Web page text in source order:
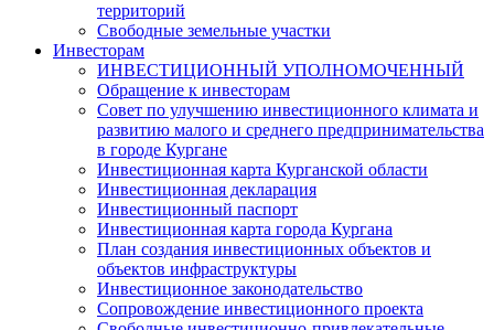
территорий
Свободные земельные участки
Инвесторам
ИНВЕСТИЦИОННЫЙ УПОЛНОМОЧЕННЫЙ
Обращение к инвесторам
Совет по улучшению инвестиционного климата и
развитию малого и среднего предпринимательства
в городе Кургане
Инвестиционная карта Курганской области
Инвестиционная декларация
Инвестиционный паспорт
Инвестиционная карта города Кургана
План создания инвестиционных объектов и
объектов инфраструктуры
Инвестиционное законодательство
Сопровождение инвестиционного проекта